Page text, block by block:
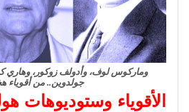
وماركوس لوف، وأدولف زوكور،
جولدوين.. من أقوياء
الأقوياء وستوديوهات